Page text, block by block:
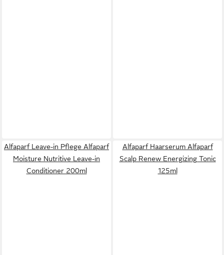
Alfaparf Leave-in Pflege Alfaparf
Moisture Nutritive Leave-in
Conditioner 200ml
Alfaparf Haarserum Alfaparf
Scalp Renew Energizing Tonic
125ml